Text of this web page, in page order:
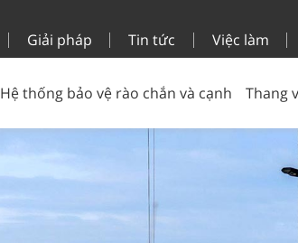
Giải pháp Tin tức Việc làm
Hệ thống bảo vệ rào chắn và cạnh Thang